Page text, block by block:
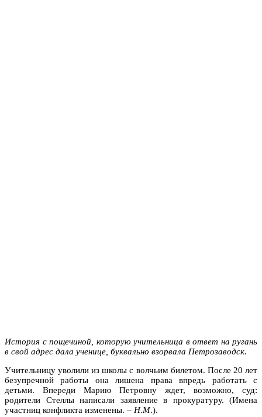
История с пощечиной, которую учительница в ответ на ругань
в свой адрес дала ученице, буквально взорвала Петрозаводск.
Учительницу уволили из школы с волчьим билетом. После 20 лет
безупречной работы она лишена права впредь работать с
детьми. Впереди Марию Петровну ждет, возможно, суд:
родители Стеллы написали заявление в прокуратуру. (Имена
участниц конфликта изменены. – Н.М.).